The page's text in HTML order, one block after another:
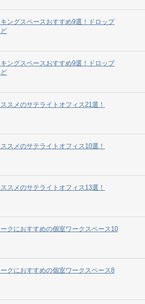
ングスペースおすすめ9選！ドロップ
ングスペースおすすめ9選！ドロップ
スメのサテライトオフィス21選！
スメのサテライトオフィス10選！
スメのサテライトオフィス13選！
クにおすすめの個室ワークスペース10
クにおすすめの個室ワークスペース8